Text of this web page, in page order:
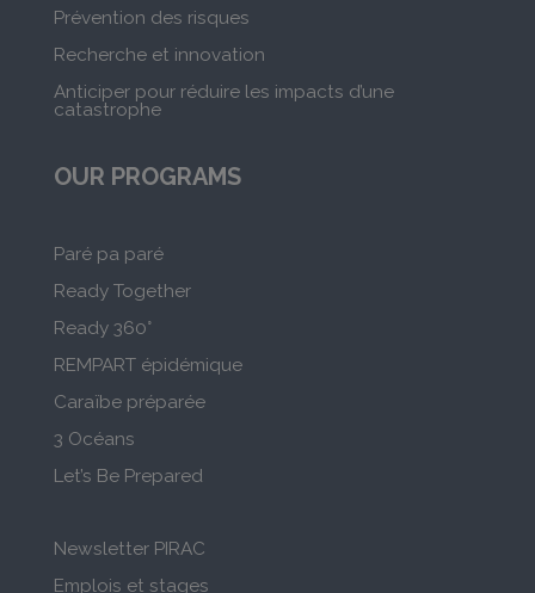
Prévention des risques
Recherche et innovation
Anticiper pour réduire les impacts d’une
catastrophe
OUR PROGRAMS
Paré pa paré
Ready Together
Ready 360°
REMPART épidémique
Caraïbe préparée
3 Océans
Let’s Be Prepared
Newsletter PIRAC
Emplois et stages